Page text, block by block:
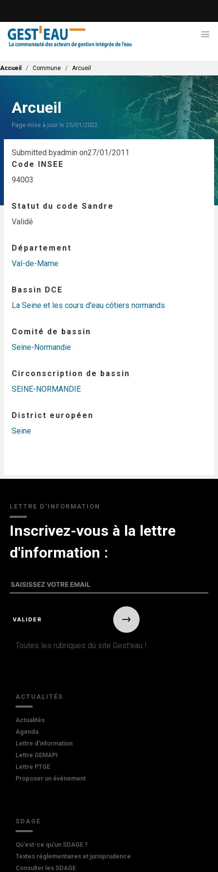
contenu
principal
Fil d'Ariane
Accueil Commune Arcueil
Arcueil
Page mise à jour le 25/01/2022
Submitted byadmin on27/01/2011
Code INSEE
94003
Statut du code Sandre
Validé
Département
Val-de-Marne
Bassin DCE
La Seine et les cours d'eau côtiers normands
Comité de bassin
Seine-Normandie
Circonscription de bassin
SEINE-NORMANDIE
District européen
Seine
LETTRE D'INFORMATION
Inscrivez-vous à la lettre
d'information :
Toutes les rubriques du site Gest'eau !
ACTUALITÉS
Actualités
Agenda
Lettre d'information
Lettre GEMAPI
Lettre PTGE
Proposer un événement
SDAGE
Qu'est-ce qu'un SDAGE ?
Textes réglementaires et jurisprudence
Consulter les SDAGE